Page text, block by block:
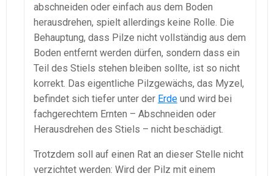
abschneiden oder einfach aus dem Boden
herausdrehen, spielt allerdings keine Rolle. Die
Behauptung, dass Pilze nicht vollständig aus dem
Boden entfernt werden dürfen, sondern dass ein
Teil des Stiels stehen bleiben sollte, ist so nicht
korrekt. Das eigentliche Pilzgewächs, das Myzel,
befindet sich tiefer unter der Erde und wird bei
fachgerechtem Ernten – Abschneiden oder
Herausdrehen des Stiels – nicht beschädigt.
Trotzdem soll auf einen Rat an dieser Stelle nicht
verzichtet werden: Wird der Pilz mit einem